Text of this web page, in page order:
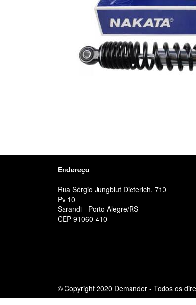
Endereço
Rua Sérgio Jungblut Dieterich, 710
Pv 10
Sarandi - Porto Alegre/RS
CEP 91060-410
© Copyright 2020 Demander - Todos os